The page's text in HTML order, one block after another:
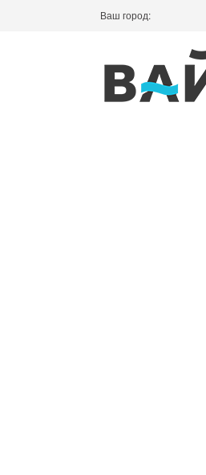
Ваш город: